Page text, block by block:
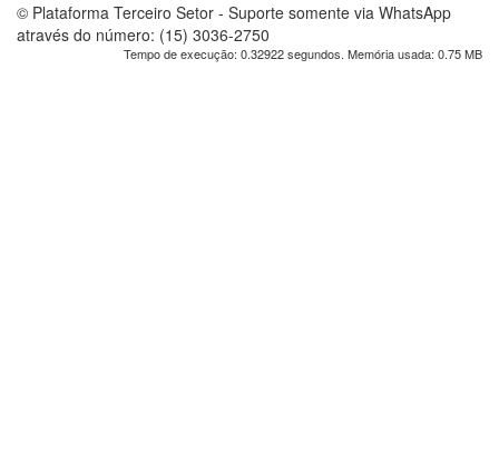
© Plataforma Terceiro Setor - Suporte somente via WhatsApp
através do número: (15) 3036-2750
Tempo de execução: 0.32922 segundos. Memória usada: 0.75 MB